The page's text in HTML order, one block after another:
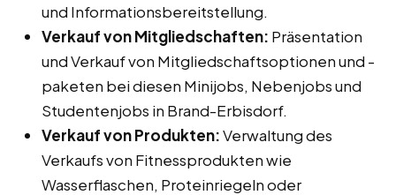
und Informationsbereitstellung.
Verkauf von Mitgliedschaften: Präsentation
und Verkauf von Mitgliedschaftsoptionen und -
paketen bei diesen Minijobs, Nebenjobs und
Studentenjobs in Brand-Erbisdorf.
Verkauf von Produkten:Verwaltung des
Verkaufs von Fitnessprodukten wie
Wasserflaschen, Proteinriegeln oder